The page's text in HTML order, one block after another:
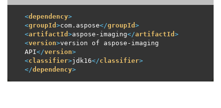
<dependency>
<groupId >com.aspose</groupId >
<artifactId >aspose-imaging</artifactId >
<version>version of aspose-imaging
API</version>
<classifier>jdk16</classifier>
</dependency>